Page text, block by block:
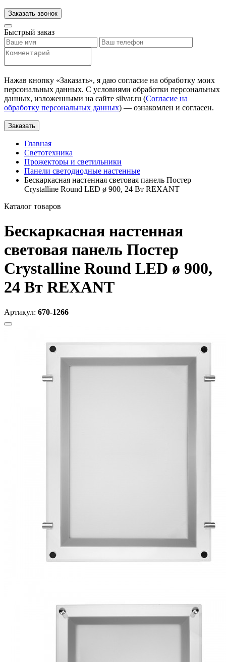
Заказать звонок
Быстрый заказ
Нажав кнопку «Заказать», я даю согласие на обработку моих
персональных данных. С условиями обработки персональных
данных, изложенными на сайте silvar.ru (Согласие на
обработку персональных данных) — ознакомлен и согласен.
Заказать
Главная
Светотехника
Прожекторы и светильники
Панели светодиодные настенные
Бескаркасная настенная световая панель Постер
Crystalline Round LED ø 900, 24 Вт REXANT
Каталог товаров
Бескаркасная настенная
световая панель Постер
Crystalline Round LED ø 900,
24 Вт REXANT
Артикул: 670-1266